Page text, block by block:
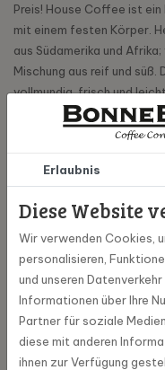
Preis! House Coffee ist
mit einem festen Körper.
aus Südamerika und
Mischung aus reif und
vollmundig, frisch und
Bonbons runden das
Kaffeesorten und
Spezifikationen
Artikel Nummer
Marke
Inhalt
Erlaubnis
Diese Website
Wir verwenden Cookies,
personalisieren,
und unseren
Informationen über Ihre
Partner für soziale
diese mit anderen
ihnen zur Verfügung